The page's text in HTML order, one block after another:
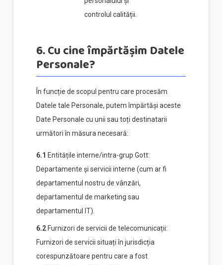
controlul calității.
6. Cu cine împărtășim Datele
Personale?
În funcție de scopul pentru care procesăm
Datele tale Personale, putem împărtăși aceste
Date Personale cu unii sau toți destinatarii
următori în măsura necesară:
6.1 Entitățile interne/intra-grup Gott:
Departamente și servicii interne (cum ar fi
departamentul nostru de vânzări,
departamentul de marketing sau
departamentul IT).
6.2Furnizori de servicii de telecomunicații:
Furnizori de servicii situați în jurisdicția
corespunzătoare pentru care a fost